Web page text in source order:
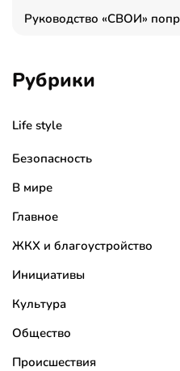
Рубрики
Life style
Безопасность
В мире
Главное
ЖКХ и благоустройство
Инициативы
Культура
Общество
Происшествия